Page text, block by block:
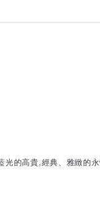
的高貴,經典、雅緻的